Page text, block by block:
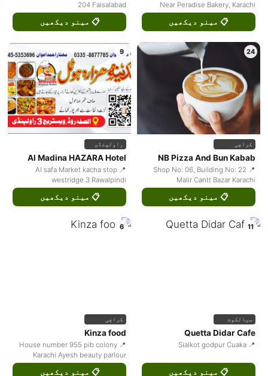
Near Peradise Bakery, Karachi
📋 مینو دیکھیں
204 Faisalabad
📋 مینو دیکھیں
24
کراچی
NB Pizza And Bun Kabab
📍 Shop No: 06, Building No: 22
Malir Cantt Bazar Karachi
📋 مینو دیکھیں
9
راولپنڈی
Al Madina HAZARA Hotel
📍 Al safa Market kacha stop
westridge 3 Rawalpindi
📋 مینو دیکھیں
11
سیالکوٹ
Quetta Didar Cafe
📍 Sialkot godpur Cuaka
📋 مینو دیکھیں
6
کراچی
Kinza food
📍 House number 955 pib colony
Karachi Ayesh beauty parlour
📋 مینو دیکھیں